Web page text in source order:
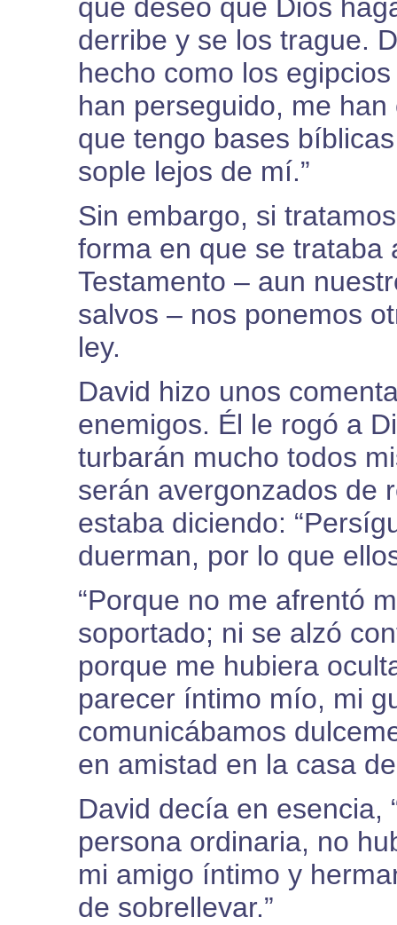
que deseo que Dios
derribe y se los trague.
hecho como los
han perseguido, me
que tengo bases
sople lejos de mí.”
Sin embargo, si
forma en que se trataba
Testamento – aun
salvos – nos ponemos
ley.
David hizo unos
enemigos. Él le rogó a
turbarán mucho todos
serán avergonzados de
estaba diciendo:
duerman, por lo que
“Porque no me afrentó
soportado; ni se alzó
porque me hubiera
parecer íntimo mío, mi
comunicábamos
en amistad en la casa
David decía en esencia,
persona ordinaria, no
mi amigo íntimo y
de sobrellevar.”